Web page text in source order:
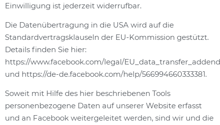
Einwilligung ist jederzeit widerrufbar.
Die Datenübertragung in die USA wird auf die
Standardvertragsklauseln der EU-Kommission gestützt.
Details finden Sie hier:
https://www.facebook.com/legal/
und https://de-de.facebook.com/help/566994660333381.
Soweit mit Hilfe des hier beschriebenen Tools
personenbezogene Daten auf unserer Website erfasst
und an Facebook weitergeleitet werden, sind wir und die